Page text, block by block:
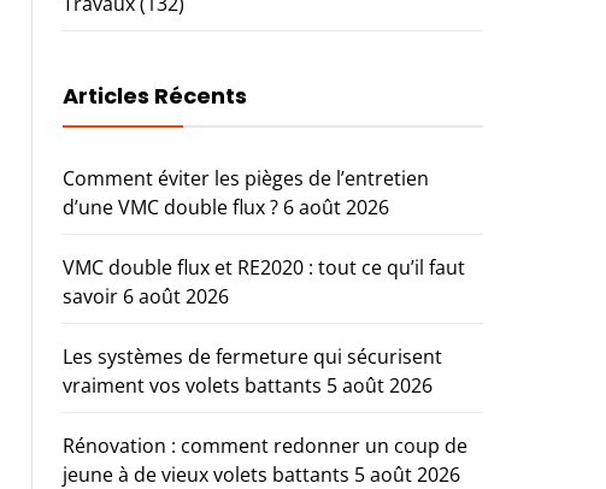
Articles Récents
Comment éviter les pièges de l’entretien
d’une VMC double flux ? 6 août 2026
VMC double flux et RE2020 : tout ce qu’il faut
savoir 6 août 2026
Les systèmes de fermeture qui sécurisent
vraiment vos volets battants 5 août 2026
Rénovation : comment redonner un coup de
jeune à de vieux volets battants 5 août 2026